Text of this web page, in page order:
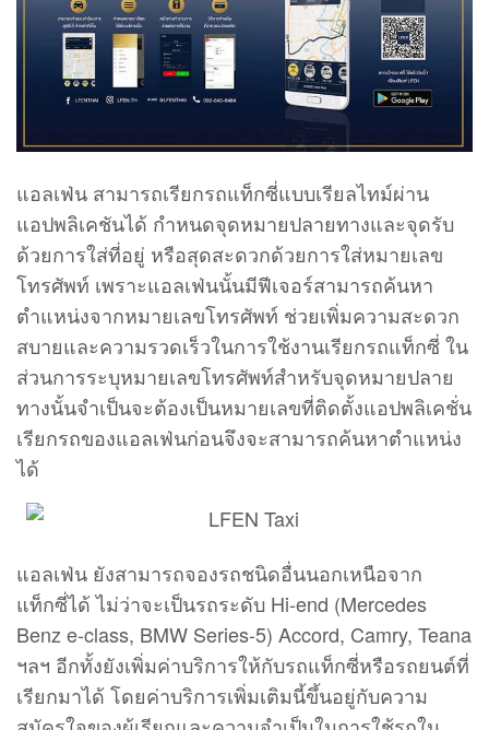
แอลเฟ่น สามารถเรียกรถแท็กซี่แบบเรียลไทม์ผ่าน
แอปพลิเคชันได้ กำหนดจุดหมายปลายทางและจุดรับ
ด้วยการใส่ที่อยู่ หรือสุดสะดวกด้วยการใส่หมายเลข
โทรศัพท์ เพราะแอลเฟ่นนั้นมีฟีเจอร์สามารถค้นหา
ตำแหน่งจากหมายเลขโทรศัพท์ ช่วยเพิ่มความสะดวก
สบายและความรวดเร็วในการใช้งานเรียกรถแท็กซี่ ใน
ส่วนการระบุหมายเลขโทรศัพท์สำหรับจุดหมายปลาย
ทางนั้นจำเป็นจะต้องเป็นหมายเลขที่ติดตั้งแอปพลิเคชั่น
เรียกรถของแอลเฟ่นก่อนจึงจะสามารถค้นหาตำแหน่ง
ได้
แอลเฟ่น ยังสามารถจองรถชนิดอื่นนอกเหนือจาก
แท็กซี่ได้ ไม่ว่าจะเป็นรถระดับ Hi-end (Mercedes
Benz e-class, BMW Series-5) Accord, Camry, Teana
ฯลฯ อีกทั้งยังเพิ่มค่าบริการให้กับรถแท็กซี่หรือรถยนต์ที่
เรียกมาได้ โดยค่าบริการเพิ่มเติมนี้ขึ้นอยู่กับความ